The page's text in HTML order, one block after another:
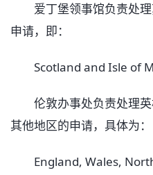
爱丁堡领事馆负责处理
申请，即：
Scotland and Isle of
伦敦办事处负责处理英
其他地区的申请，具体为：
England, Wales,